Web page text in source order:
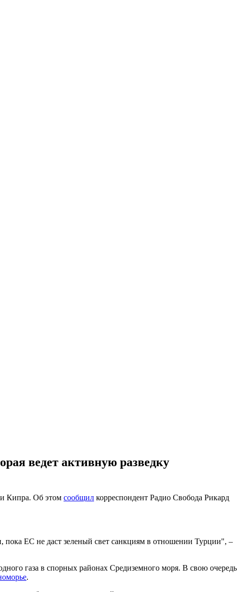
ведет активную разведку
и Кипра. Об этом сообщил корреспондент Радио Свобода Рикард
пока ЕС не даст зеленый свет санкциям в отношении Турции", –
газа в спорных районах Средиземного моря. В свою очередь
.